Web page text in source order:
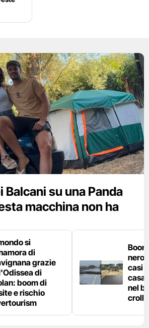
Balcani su una Panda
macchina non ha
si
di
grazie
di
boom di
e rischio
nero
casi
casa
nel